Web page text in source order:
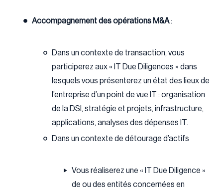
Accompagnement des opérations M&A:
Dans un contexte de transaction, vous
participerez aux « IT Due Diligences » dans
lesquels vous présenterez un état des lieux de
l’entreprise d’un point de vue IT : organisation
de la DSI, stratégie et projets, infrastructure,
applications, analyses des dépenses IT.
Dans un contexte de détourage d’actifs
Vous réaliserez une « IT Due Diligence »
de ou des entités concernées en